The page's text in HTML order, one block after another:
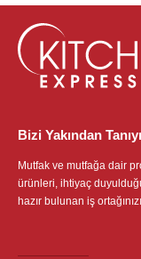
Bizi Yakından
Mutfak ve mutfağa dair
ürünleri, ihtiyaç
hazır bulunan iş